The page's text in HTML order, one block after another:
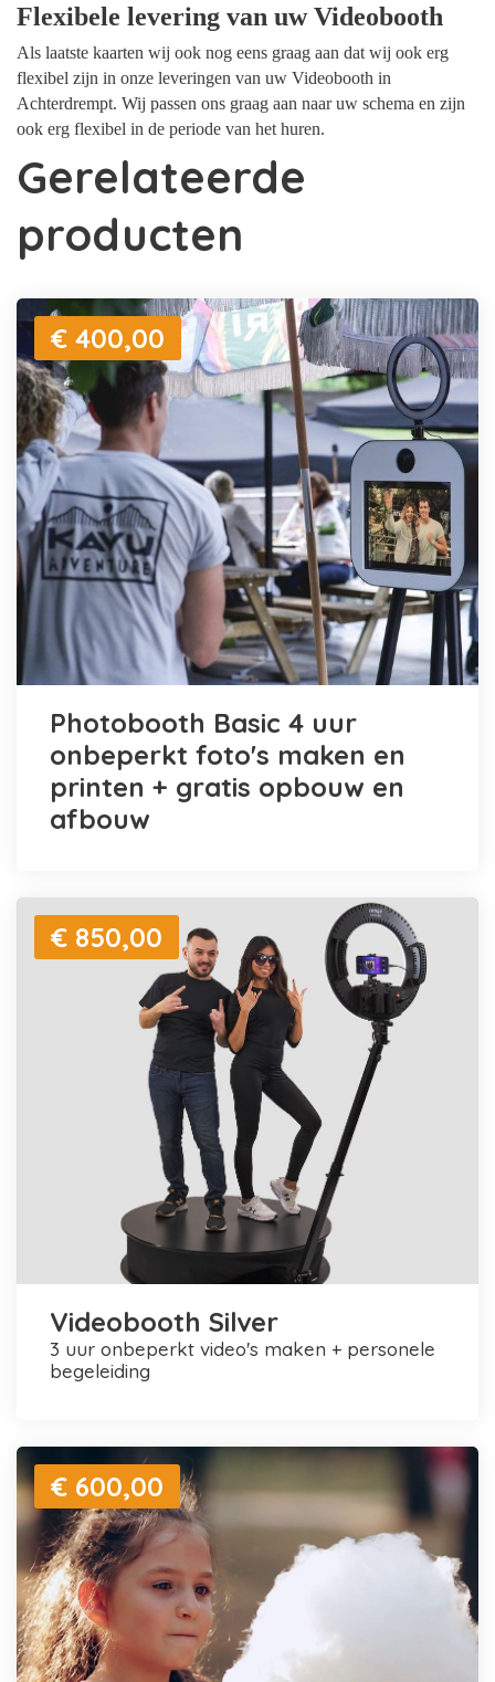
Flexibele levering van uw Videobooth
Als laatste kaarten wij ook nog eens graag aan dat wij ook erg
flexibel zijn in onze leveringen van uw Videobooth in
Achterdrempt. Wij passen ons graag aan naar uw schema en zijn
ook erg flexibel in de periode van het huren.
Gerelateerde
producten
€ 400,00
Photobooth Basic 4 uur
onbeperkt foto's maken en
printen + gratis opbouw en
afbouw
€ 850,00
Videobooth Silver
3 uur onbeperkt video's maken + personele
begeleiding
€ 600,00